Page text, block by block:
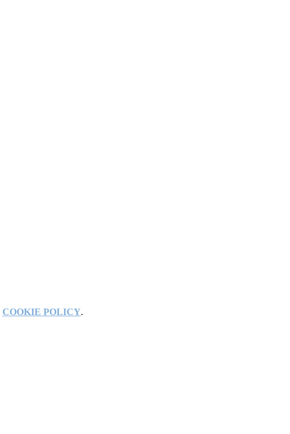
COOKIE POLICY.